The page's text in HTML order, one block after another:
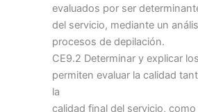
evaluados por ser
del servicio, mediante un
procesos de depilación.
CE9.2 Determinar y explicar
permiten evaluar la calidad
la
calidad final del servicio,